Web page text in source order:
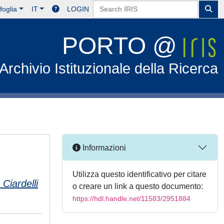
IT LOGIN
PORTO @
Istituzionale della Ricerca
Informazioni
Utilizza questo identificativo per citare
o creare un link a questo documento:
https://hdl.handle.net/11583/2951884